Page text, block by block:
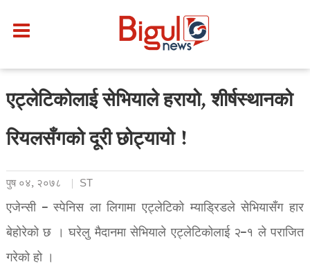
एट्लेटिकोलाई सेभियाले हरायो, शीर्षस्थानको
रियलसँगको दूरी छोट्यायो !
पुष ०४, २०७८ ST
एजेन्सी – स्पेनिस ला लिगामा एट्लेटिको म्याड्रिडले सेभियासँग हार
बेहोरेको छ । घरेलु मैदानमा सेभियाले एट्लेटिकोलाई २–१ ले पराजित
गरेको हो ।